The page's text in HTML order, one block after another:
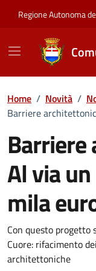
Regione Autonoma
Home / Novità /
Barriere
Al via
mila
Dettagli
Con questo
Cuore: rifacimento
architettoniche